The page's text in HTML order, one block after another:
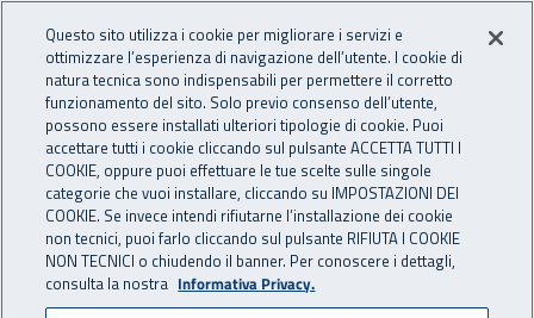
INAIL - Istituto Nazionale
Apri cerca
Navigazione principale
Navigazione - Ti trovi in:
Home Inail comunica News
25 novembre 2021
Questo sito utilizza i cookie per migliorare i servizi e
ottimizzare l’esperienza di navigazione dell’utente. I cookie di
natura tecnica sono indispensabili per permettere il corretto
funzionamento del sito. Solo previo consenso dell’utente,
possono essere installati ulteriori tipologie di cookie. Puoi
accettare tutti i cookie cliccando sul pulsante ACCETTA TUTTI I
COOKIE, oppure puoi effettuare le tue scelte sulle singole
categorie che vuoi installare, cliccando su IMPOSTAZIONI DEI
COOKIE. Se invece intendi rifiutarne l’installazione dei cookie
non tecnici, puoi farlo cliccando sul pulsante RIFIUTA I COOKIE
NON TECNICI o chiudendo il banner. Per conoscere i dettagli,
consulta la nostra Informativa Privacy.